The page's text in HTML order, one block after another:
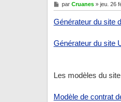
M
e
s
e
par Cruanes» jeu. 26
Générateur du site
Générateur du site
Les modèles du
Modèle de contrat